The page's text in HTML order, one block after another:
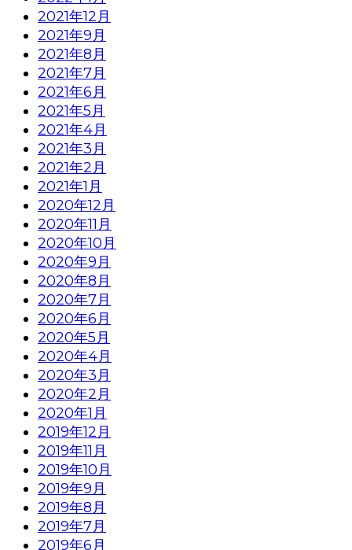
2021年12月
2021年9月
2021年8月
2021年7月
2021年6月
2021年5月
2021年4月
2021年3月
2021年2月
2021年1月
2020年12月
2020年11月
2020年10月
2020年9月
2020年8月
2020年7月
2020年6月
2020年5月
2020年4月
2020年3月
2020年2月
2020年1月
2019年12月
2019年11月
2019年10月
2019年9月
2019年8月
2019年7月
2019年6月